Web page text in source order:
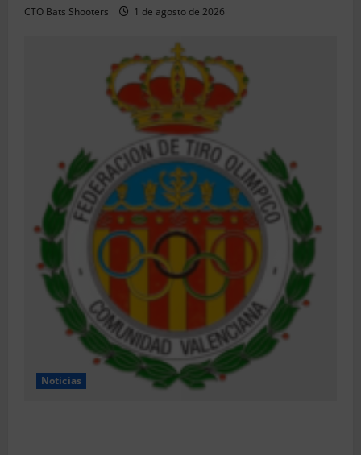
CTO Bats Shooters 1 de agosto de 2026
Noticias